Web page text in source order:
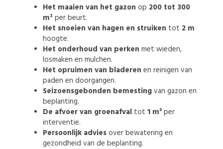
Het maaien van het gazon op 200 tot 300
m²per beurt.
Het snoeien van hagen en struiken tot 2 m
hoogte.
Het onderhoud van perken met wieden,
losmaken en mulchen.
Het opruimen van bladeren en reinigen van
paden en doorgangen.
Seizoensgebonden bemestingvan gazon en
beplanting.
De afvoer van groenafvaltot 1 m³per
interventie.
Persoonlijk adviesover bewatering en
gezondheid van de beplanting.